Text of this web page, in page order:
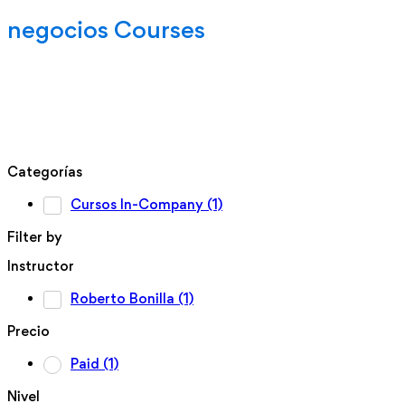
negocios Courses
Categorías
Cursos In-Company (1)
Filter by
Instructor
Roberto Bonilla (1)
Precio
Paid (1)
Nivel